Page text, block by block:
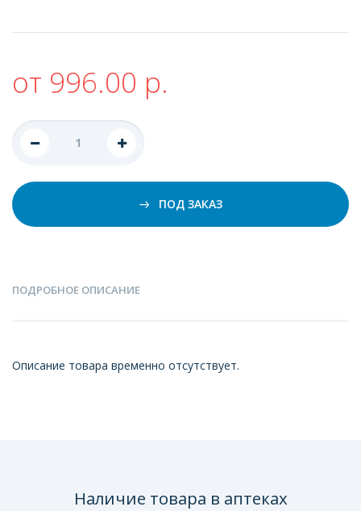
от 996.00 р.
ПОД ЗАКАЗ
ПОДРОБНОЕ ОПИСАНИЕ
Описание товара временно отсутствует.
Наличие товара в аптеках